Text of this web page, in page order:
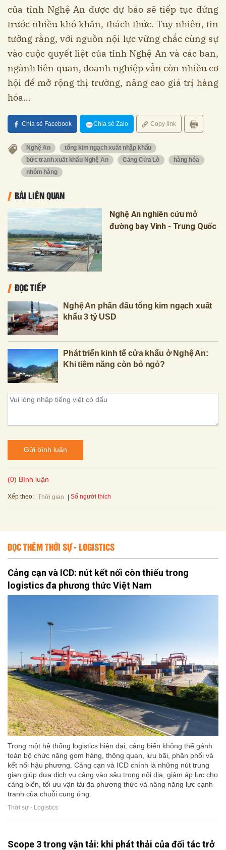
của tỉnh Nghệ An được dự báo sẽ tiếp tục đứng
trước nhiều khó khăn, thách thức. Tuy nhiên, tin
tưởng rằng, với nguồn nội lực vững chắc cùng sự
vào cuộc quyết liệt của tỉnh Nghệ An và các ban,
ngành liên quan, doanh nghiệp vẫn còn nhiều cơ
hội để mở rộng thị trường, nâng cao giá trị hàng
hóa…
Chia sẻ Facebook Chia sẻ Zalo Copy link
Nghệ An
tổng kim ngạch xuất nhập khẩu
bức tranh xuất khẩu Nghệ An
Cảng Cửa Lò
hàng hóa
nhóm hàng
BÀI LIÊN QUAN
Nghệ An nghiên cứu mở
đường bay Vinh - Trung Quốc
ĐỌC TIẾP
Nghệ An phấn đấu tổng kim ngạch xuất
khẩu 3 tỷ USD
Phát triển kinh tế cửa khẩu ở Nghệ An:
Khi tiềm năng còn bỏ ngỏ?
Gửi bình luận
(0) Bình luận
Xếp theo: Thời gian Số người thích
ĐỌC THÊM THỜI SỰ - LOGISTICS
Cảng cạn và ICD: nút kết nối còn thiếu trong
logistics đa phương thức Việt Nam
Trong một hệ thống logistics hiện đại, cảng biển không thể gánh
toàn bộ chức năng gom hàng, thông quan, lưu bãi, phân phối và
kết nối hậu phương. Cảng cạn và ICD chính là những nút trung
gian giúp đưa dịch vụ cảng vào sâu trong nội địa, giảm áp lực cho
cảng biển, tối ưu vận tải đa phương thức và nâng năng lực cạnh
tranh của chuỗi cung ứng.
Thời sự - Logistics
Scope 3 trong vận tải: khi phát thải của đối tác trở